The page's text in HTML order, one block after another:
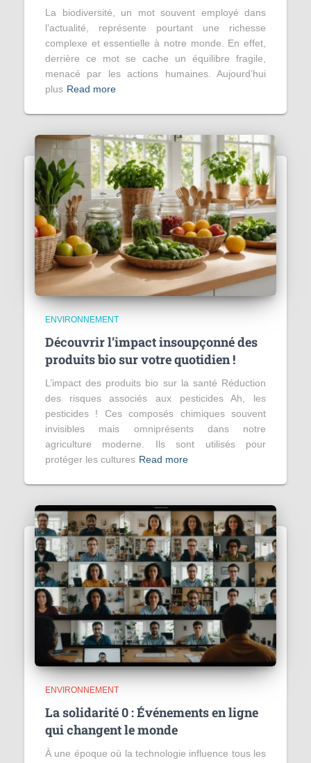
La biodiversité, un mot souvent employé dans
l’actualité, représente pourtant une richesse
complexe et essentielle à notre monde. En effet,
derrière ce mot se cache un équilibre fragile,
menacé par les actions humaines. Aujourd’hui
plus Read more
ENVIRONNEMENT
Découvrir l’impact insoupçonné des
produits bio sur votre quotidien !
L’impact des produits bio sur la santé Réduction
des risques associés aux pesticides Ah, les
pesticides ! Ces composés chimiques souvent
invisibles mais omniprésents dans notre
agriculture moderne. Ils sont utilisés pour
protéger les cultures Read more
ENVIRONNEMENT
La solidarité 0 : Événements en ligne
qui changent le monde
À une époque où la technologie influence tous les